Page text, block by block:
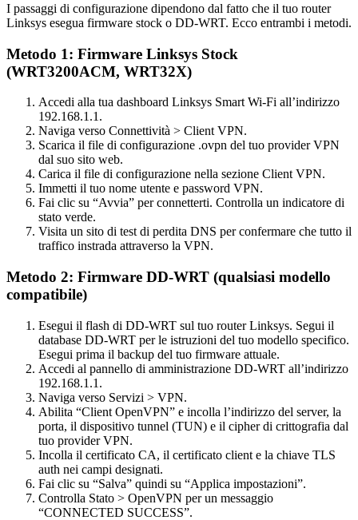
I passaggi di configurazione dipendono dal fatto che il tuo router
Linksys esegua firmware stock o DD-WRT. Ecco entrambi i metodi.
Metodo 1: Firmware Linksys Stock
(WRT3200ACM, WRT32X)
Accedi alla tua dashboard Linksys Smart Wi-Fi all’indirizzo
192.168.1.1.
Naviga verso Connettività > Client VPN.
Scarica il file di configurazione .ovpn del tuo provider VPN
dal suo sito web.
Carica il file di configurazione nella sezione Client VPN.
Immetti il tuo nome utente e password VPN.
Fai clic su “Avvia” per connetterti. Controlla un indicatore di
stato verde.
Visita un sito di test di perdita DNS per confermare che tutto il
traffico instrada attraverso la VPN.
Metodo 2: Firmware DD-WRT (qualsiasi modello
compatibile)
Esegui il flash di DD-WRT sul tuo router Linksys. Segui il
database DD-WRT per le istruzioni del tuo modello specifico.
Esegui prima il backup del tuo firmware attuale.
Accedi al pannello di amministrazione DD-WRT all’indirizzo
192.168.1.1.
Naviga verso Servizi > VPN.
Abilita “Client OpenVPN” e incolla l’indirizzo del server, la
porta, il dispositivo tunnel (TUN) e il cipher di crittografia dal
tuo provider VPN.
Incolla il certificato CA, il certificato client e la chiave TLS
auth nei campi designati.
Fai clic su “Salva” quindi su “Applica impostazioni”.
Controlla Stato > OpenVPN per un messaggio
“CONNECTED SUCCESS”.